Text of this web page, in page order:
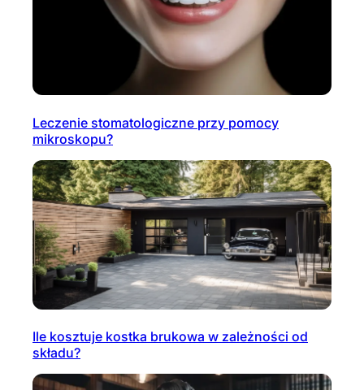
Leczenie stomatologiczne przy pomocy
mikroskopu?
Ile kosztuje kostka brukowa w zależności od
składu?